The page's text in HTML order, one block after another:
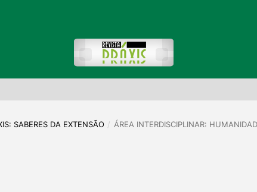
SABERES DA EXTENSÃO / ÁREA INTERDISCIPLINAR: